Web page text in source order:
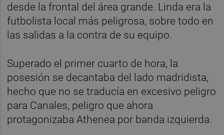
desde la frontal del área grande. Linda era la
futbolista local más peligrosa, sobre todo en
las salidas a la contra de su equipo.
Superado el primer cuarto de hora, la
posesión se decantaba del lado madridista,
hecho que no se traducía en excesivo peligro
para Canales, peligro que ahora
protagonizaba Athenea por banda izquierda.